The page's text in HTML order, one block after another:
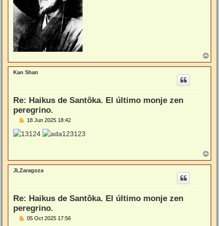
r
r
Kan Shan
Re: Haikus de Santôka. El último monje zen
peregrino.
M
n
18 Jun 2025 18:42
r
r
JLZaragoza
Re: Haikus de Santôka. El último monje zen
peregrino.
M
05 Oct 2025 17:56